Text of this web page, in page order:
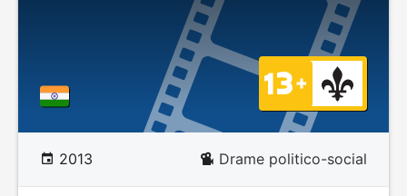
2013 Drame politico-social